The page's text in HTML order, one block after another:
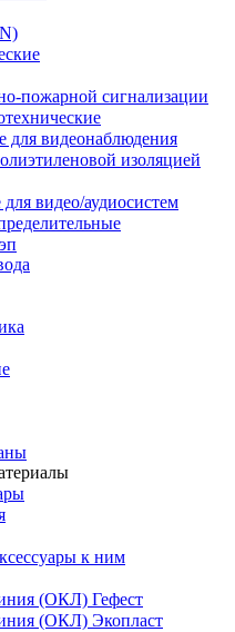
пожарной сигнализации
для видеонаблюдения
изоляцией
видео/аудиосистем
к ним
(ОКЛ) Гефест
(ОКЛ) Экопласт